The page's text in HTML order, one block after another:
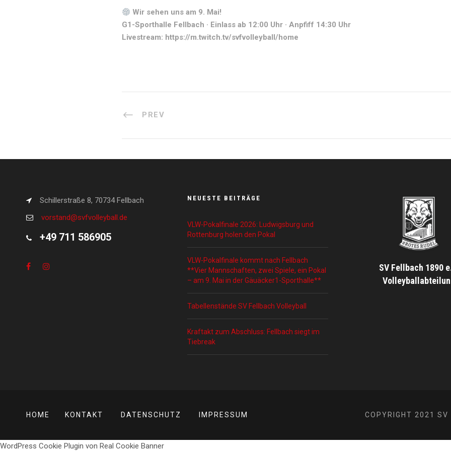
Wir sehen uns am 9. Mai!
G1-Sporthalle Fellbach · Einlass ab 12:00 Uhr · Anpfiff 14:30 Uhr
Livestream: https://m.twitch.tv/svfvolleyball/home
PREV
Schillerstraße 8, 70734 Fellbach
vorstand@svfvolleyball.de
+49 711 586905
NEUESTE BEITRÄGE
VLW-Pokalfinale 2026: Ludwigsburg und
Rottenburg holen den Pokal
VLW-Pokalfinale kommt nach Fellbach
**Vier Mannschaften, zwei Spiele, ein Pokal
– am 9. Mai in der Gäuäcker1-Sporthalle**
Tabellenstände SV Fellbach Volleyball
Kraftakt zum Abschluss: Fellbach siegt im
Tiebreak
SV Fellbach 1890
HOME KONTAKT DATENSCHUTZ IMPRESSUM COPYRIGHT 2021 SV
WordPress Cookie Plugin von Real Cookie Banner